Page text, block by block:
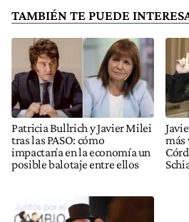
TAMBIÉN TE PUEDE
Patricia Bullrich y Javier Milei
tras las PASO: cómo
impactaría en la economía un
posible balotaje entre ellos
más